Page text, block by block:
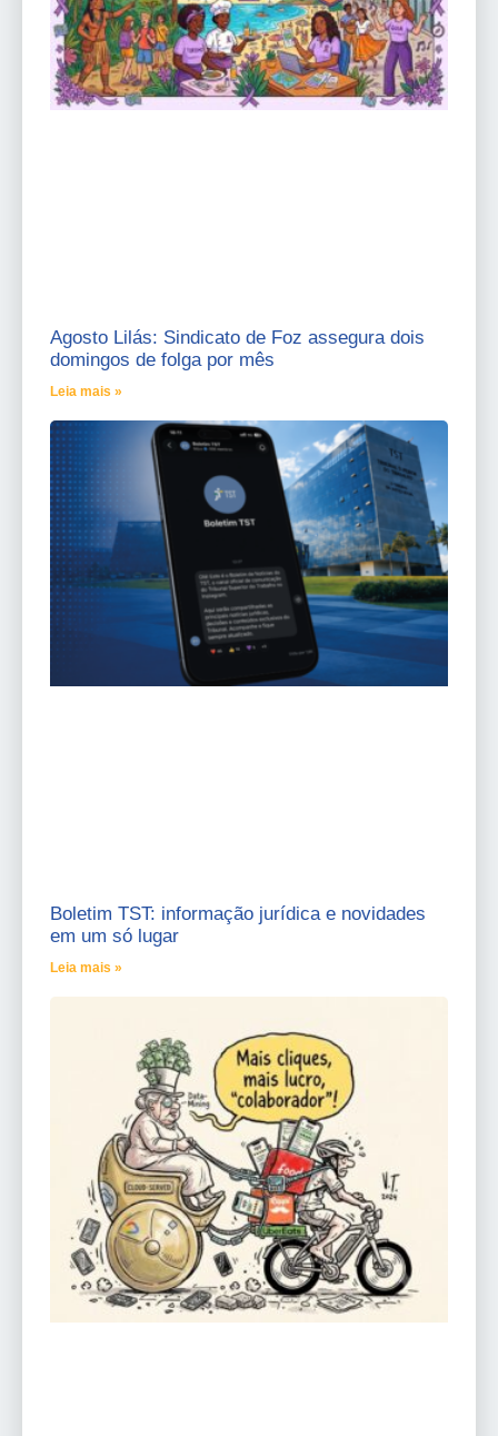
Agosto Lilás: Sindicato de Foz assegura dois
domingos de folga por mês
Leia mais »
Boletim TST: informação jurídica e novidades
em um só lugar
Leia mais »